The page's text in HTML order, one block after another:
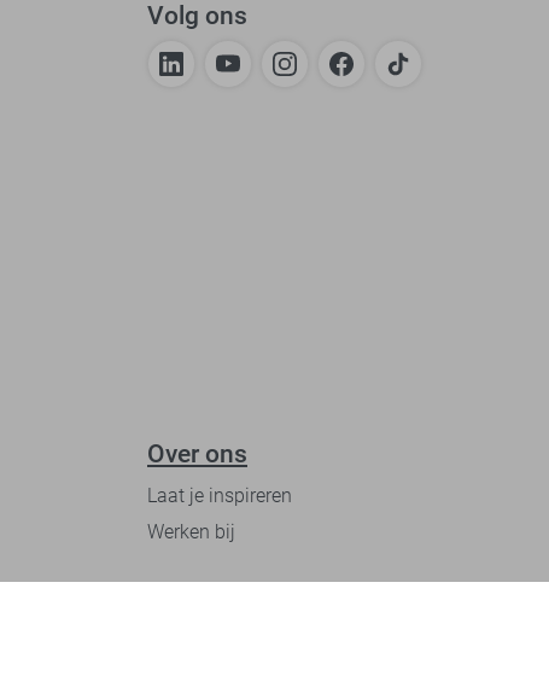
Volg ons
Over ons
Laat je inspireren
Werken bij